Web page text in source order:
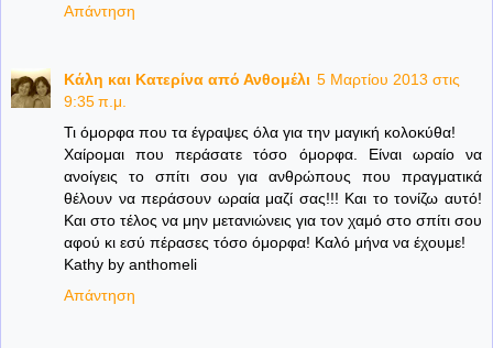
Απάντηση
Κάλη και Κατερίνα από Ανθομέλι 5 Μαρτίου 2013 στις
9:35 π.μ.
Τι όμορφα που τα έγραψες όλα για την μαγική κολοκύθα!
Χαίρομαι που περάσατε τόσο όμορφα. Είναι ωραίο να
ανοίγεις το σπίτι σου για ανθρώπους που πραγματικά
θέλουν να περάσουν ωραία μαζί σας!!! Και το τονίζω αυτό!
Και στο τέλος να μην μετανιώνεις για τον χαμό στο σπίτι σου
αφού κι εσύ πέρασες τόσο όμορφα! Καλό μήνα να έχουμε!
Kathy by anthomeli
Απάντηση